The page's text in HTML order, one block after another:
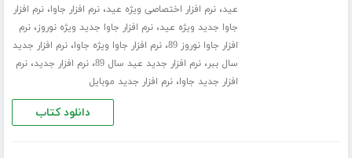
عید،نرم افزار اختصاصی ویژه عید،نرم افزار جاوا،نرم افزار
جاوا جدید ویژه عید،نرم افزار جاوا جدید ویژه نوروز،نرم
افزار جاوا نوروز 89
،نرم افزار جاوا ویژه جاوا،نرم افزار جدید
سال ببر،نرم افزار جدید عید سال 89 ،نرم افزار جدید،نرم
افزار جدید جاوا،نرم افزار جدید موبایل
دانلود کتاب